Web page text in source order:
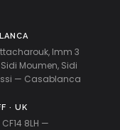
Imm 3
Sidi Moumen, Sidi
— Casablanca
· UK
8LH —